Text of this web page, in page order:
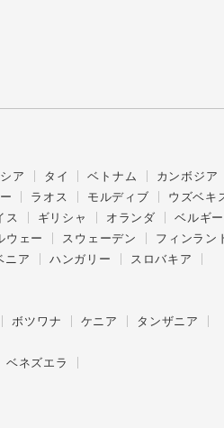
ア タイ ベトナム
カンボジア
ラオス モルディブ
ウズベキ
ス ギリシャ オランダ
ベルギー
ウェー スウェーデン
フィンラン
ニア ハンガリー
スロバキア
ボツワナ ケニア
タンザニア
ベネズエラ